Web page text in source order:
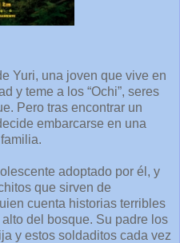
Yuri, una joven que vive en
y teme a los “Ochi”, seres
Pero tras encontrar un
embarcarse en una
adoptado por él, y
que sirven de
cuenta historias terribles
del bosque. Su padre los
y estos soldaditos cada vez